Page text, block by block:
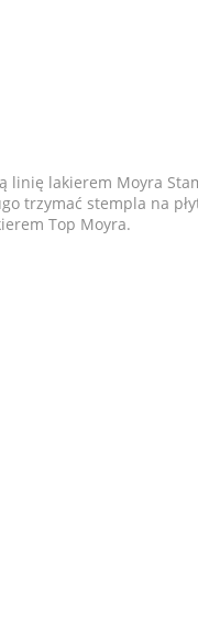
linię lakierem Moyra
trzymać stempla na
Top Moyra.